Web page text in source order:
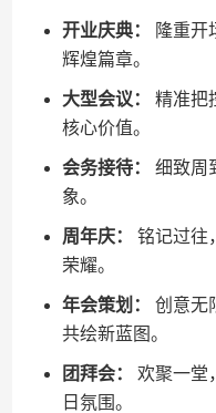
开业庆典：
隆重开
辉煌篇章。
大型会议：
精准把
核心价值。
会务接待：
细致周
象。
周年庆：
铭记过往
荣耀。
年会策划：
创意无
共绘新蓝图。
团拜会：
欢聚一堂
日氛围。